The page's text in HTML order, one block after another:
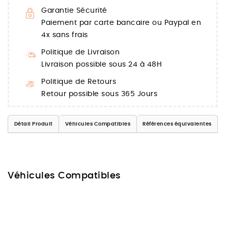
Garantie Sécurité
Paiement par carte bancaire ou Paypal en
4x sans frais
Politique de Livraison
Livraison possible sous 24 à 48H
Politique de Retours
Retour possible sous 365 Jours
Détail Produit Véhicules Compatibles Références équivalentes
Véhicules Compatibles